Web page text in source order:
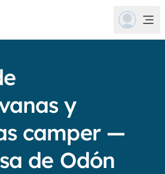
y
camper —
de Odón